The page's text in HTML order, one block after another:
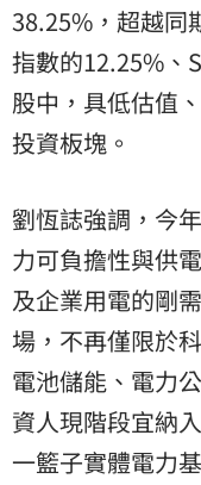
38.25%，超越同
指數的12.25%、
股中，具低估值
投資板塊。
劉恆誌強調，今
力可負擔性與供
及企業用電的剛
場，不再僅限於
電池儲能、電力
資人現階段宜納
一籃子實體電力